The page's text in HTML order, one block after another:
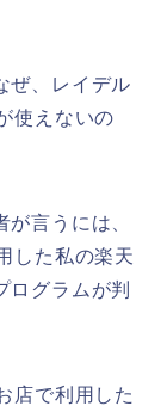
ぜ、レイデル
使えないの
言うには、
した私の楽天
ログラムが判
店で利用した